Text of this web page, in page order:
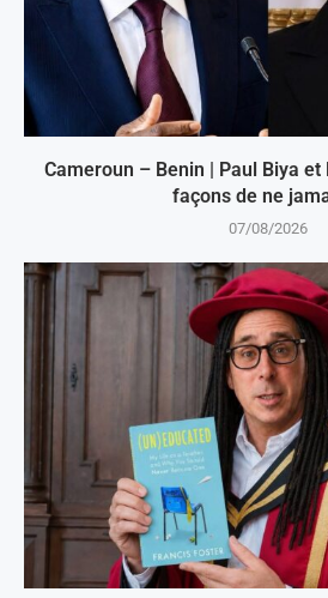
Cameroun – Benin | Paul Biya et
façons de ne
07/08/2026